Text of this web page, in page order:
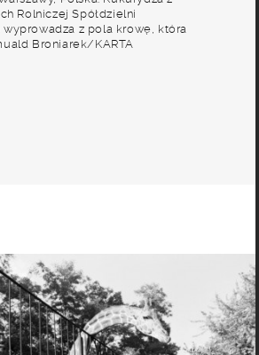
Rolniczej Spółdzielni
z pola krowę, która
Broniarek/KARTA